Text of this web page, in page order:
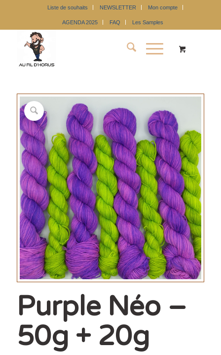
Liste de souhaits NEWSLETTER Mon compte
AGENDA 2025 FAQ Les Samples
Purple Néo –
50g + 20g